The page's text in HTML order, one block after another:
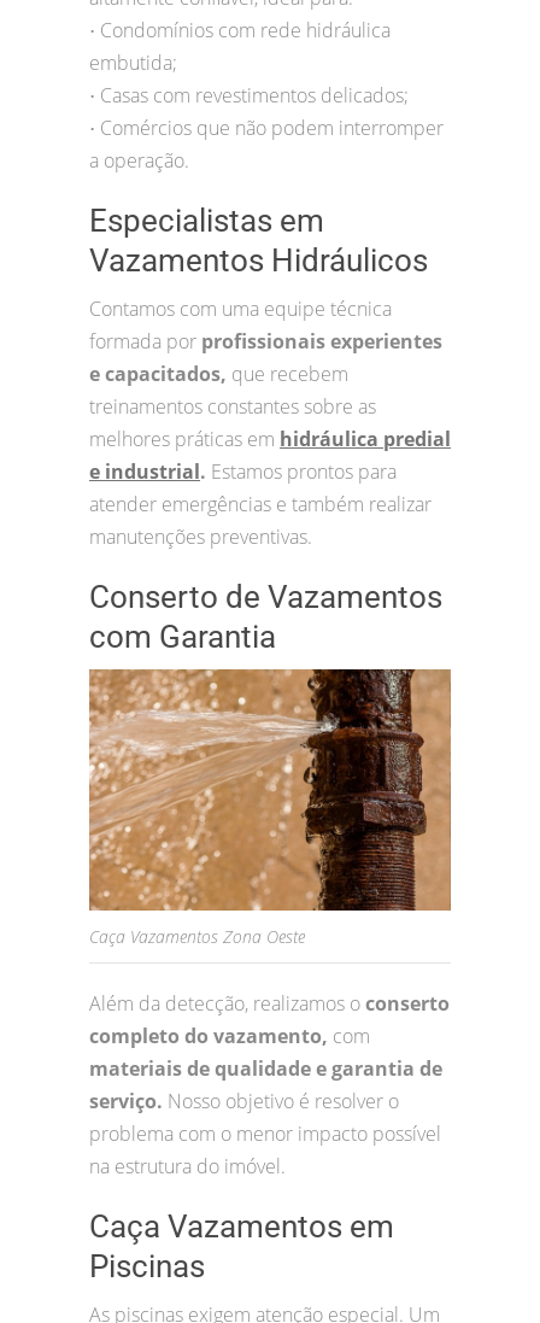
• Condomínios com rede hidráulica
embutida;
• Casas com revestimentos delicados;
• Comércios que não podem interromper
a operação.
Especialistas em
Vazamentos Hidráulicos
Contamos com uma equipe técnica
formada por profissionais experientes
e capacitados, que recebem
treinamentos constantes sobre as
melhores práticas em hidráulica predial
e industrial. Estamos prontos para
atender emergências e também realizar
manutenções preventivas.
Conserto de Vazamentos
com Garantia
Caça Vazamentos Zona Oeste
Além da detecção, realizamos oconserto
completo do vazamento, com
materiais de qualidade e garantia de
serviço. Nosso objetivo é resolver o
problema com o menor impacto possível
na estrutura do imóvel.
Caça Vazamentos em
Piscinas
As piscinas exigem atenção especial. Um